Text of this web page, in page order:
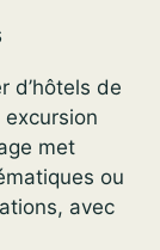
d’hôtels de
excursion
met
ou
avec